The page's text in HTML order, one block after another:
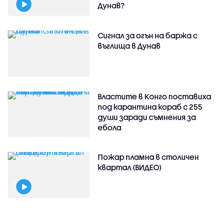
Дунав?
Сигнал за огън на баржа с
въглища в Дунав
Властите в Конго поставиха
под карантина кораб с 255
души заради съмнения за
ебола
Пожар пламна в столичен
квартал (ВИДЕО)